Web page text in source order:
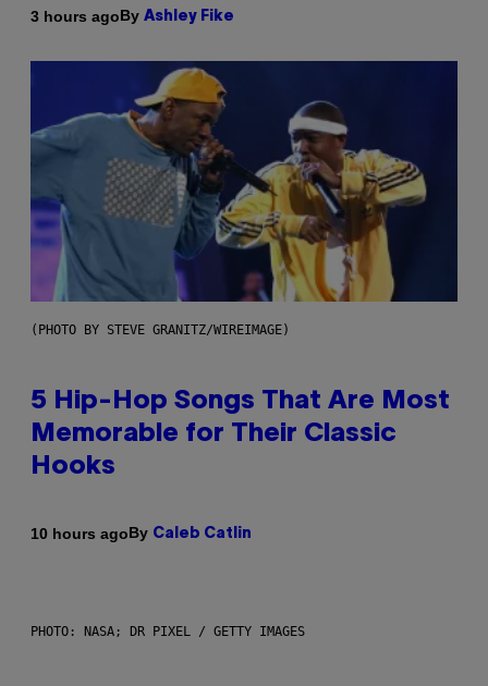
3 hours agoBy Ashley Fike
(PHOTO BY STEVE GRANITZ/WIREIMAGE)
5 Hip-Hop Songs That Are Most
Memorable for Their Classic
Hooks
10 hours agoBy Caleb Catlin
PHOTO: NASA; DR PIXEL / GETTY IMAGES